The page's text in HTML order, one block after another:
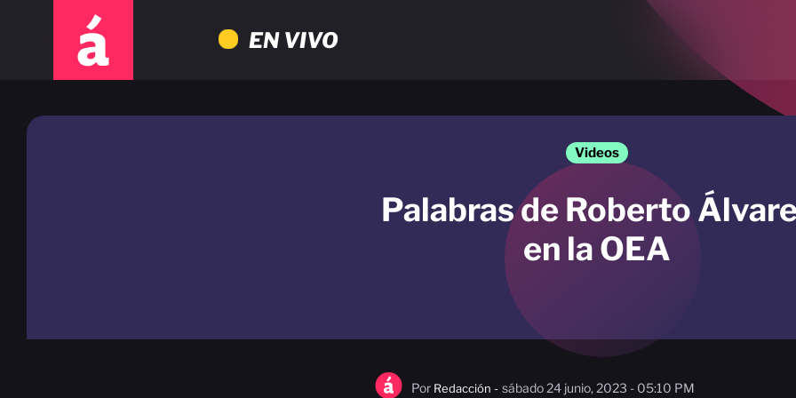
EN VIVO
Videos
Palabras de Roberto
en la OEA
Por Redacción - sábado 24 junio, 2023 - 05:10 PM